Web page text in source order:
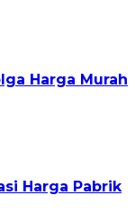
Harga Murah
Harga Pabrik